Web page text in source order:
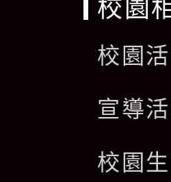
校園
校園
宣導
校園